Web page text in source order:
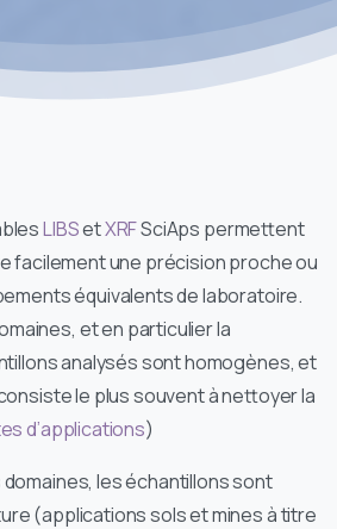
LIBSetXRFSciAps permettent
facilement une précision proche ou
équivalents de laboratoire.
et en particulier la
analysés sont homogènes, et
le plus souvent à nettoyer la
d’applications)
les échantillons sont
(applications sols et mines à titre